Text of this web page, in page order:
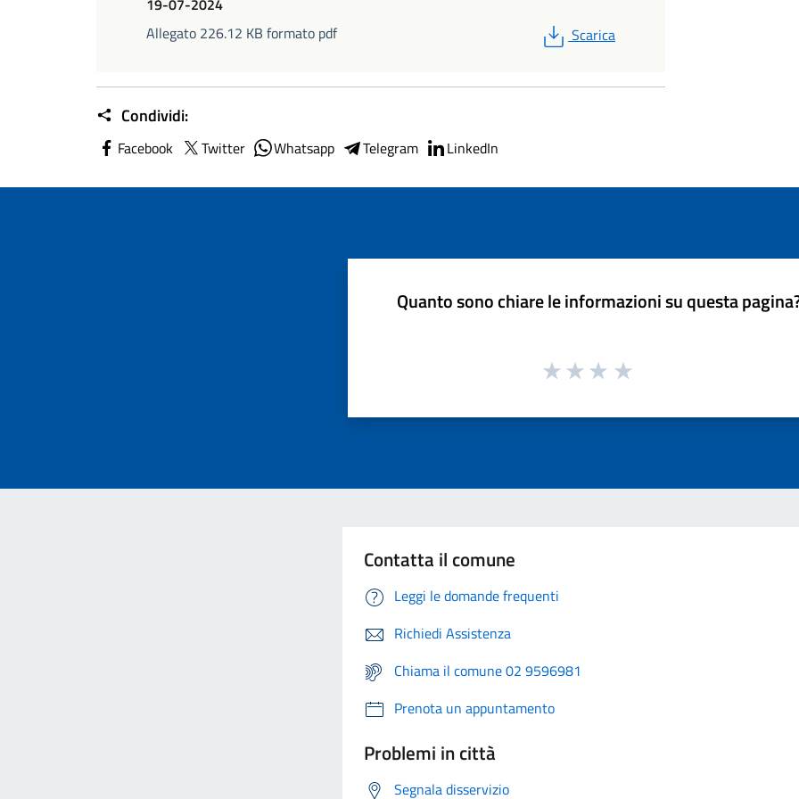
19-07-2024
Allegato 226.12 KB formato pdf
PDF
Scarica
Condividi:
Facebook Twitter Whatsapp Telegram LinkedIn
Quanto sono chiare le informazioni su questa
Contatta il comune
Leggi le domande frequenti
Richiedi Assistenza
Chiama il comune 02 9596981
Prenota un appuntamento
Problemi in città
Segnala disservizio